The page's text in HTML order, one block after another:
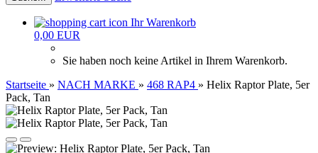
Ihr Warenkorb
0,00 EUR
Sie haben noch keine Artikel in Ihrem Warenkorb.
Startseite » NACH MARKE » 468 RAP4 » Helix Raptor Plate, 5er
Pack, Tan